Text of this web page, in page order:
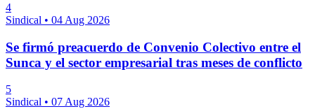
4
Sindical • 04 Aug 2026
Se firmó preacuerdo de Convenio Colectivo entre el
Sunca y el sector empresarial tras meses de conflicto
5
Sindical • 07 Aug 2026